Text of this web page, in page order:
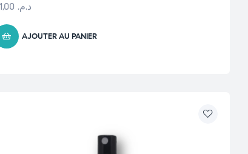
د.م.
AJOUTER AU PANIER